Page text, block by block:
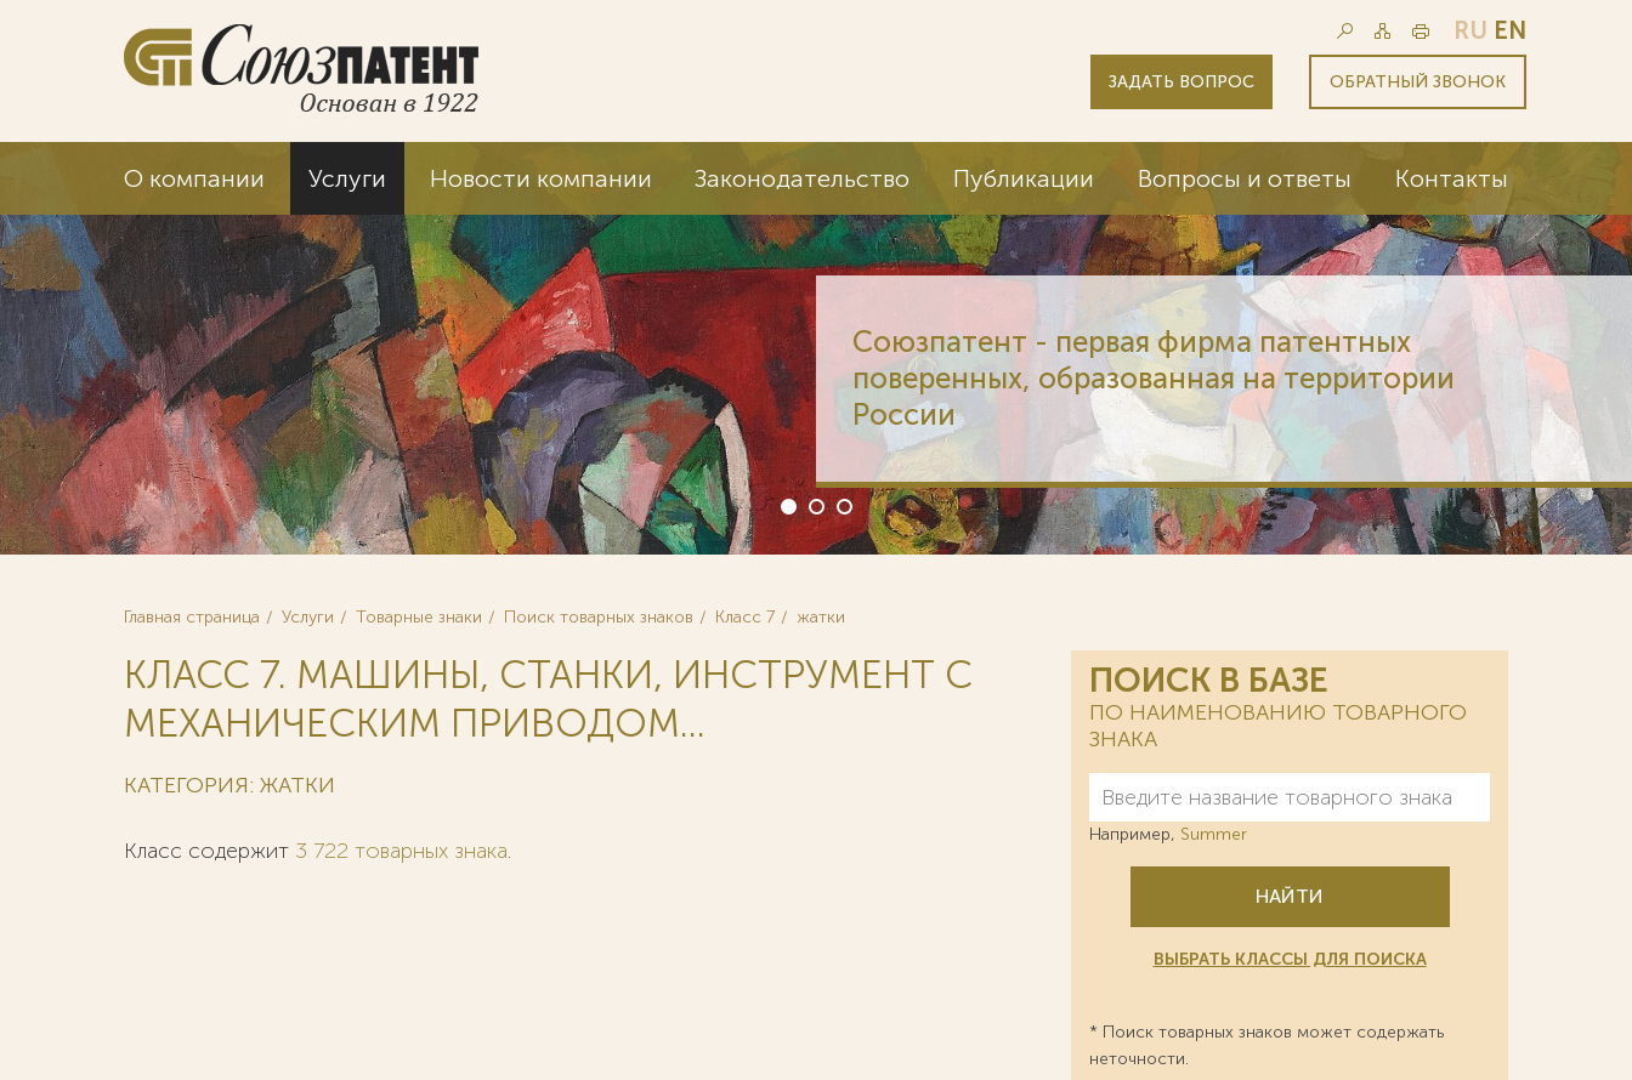
RU EN
ЗАДАТЬ ВОПРОС ОБРАТНЫЙ ЗВОНОК
О компании Услуги Новости компании Законодательство Публикации Вопросы и ответы Контакты
Союзпатент - первая фирма патентных
поверенных, образованная на территории
России
Главная страница Услуги Товарные знаки Поиск товарных знаков Класс 7 жатки
КЛАСС 7. МАШИНЫ, СТАНКИ, ИНСТРУМЕНТ С
МЕХАНИЧЕСКИМ ПРИВОДОМ...
КАТЕГОРИЯ: ЖАТКИ
Класс содержит 3 722 товарных знака.
ПОИСК В БАЗЕ
ПО НАИМЕНОВАНИЮ ТОВАРНОГО
ЗНАКА
Например, Summer
НАЙТИ
ВЫБРАТЬ КЛАССЫ ДЛЯ ПОИСКА
* Поиск товарных знаков может содержать
неточности.